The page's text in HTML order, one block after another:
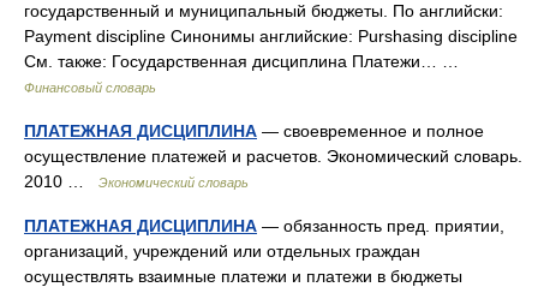
государственный и муниципальный бюджеты. По английски:
Payment discipline Синонимы английские: Purshasing discipline
См. также: Государственная дисциплина Платежи… …
Финансовый словарь
ПЛАТЕЖНАЯ ДИСЦИПЛИНА — своевременное и полное
осуществление платежей и расчетов. Экономический словарь.
2010 …
Экономический словарь
ПЛАТЕЖНАЯ ДИСЦИПЛИНА — обязанность пред. приятии,
организаций, учреждений или отдельных граждан
осуществлять взаимные платежи и платежи в бюджеты